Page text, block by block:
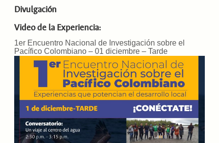
Divulgación
Video de la Experiencia:
1er Encuentro Nacional de Investigación sobre el
Pacífico Colombiano – 01 diciembre – Tarde